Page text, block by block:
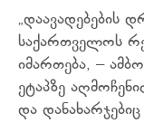
„დაავადებების
საქართველოს
იმართება, –
ეტაპზე
და